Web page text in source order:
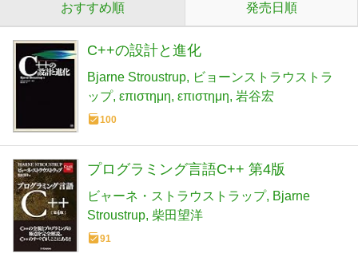
おすすめ順 発売日順
C++の設計と進化
Bjarne Stroustrup
ビョーンストラウストラ
ップ επιστημη επιστημη 岩谷宏
100
プログラミング言語C++ 第4版
ビャーネ・ストラウストラップ Bjarne
Stroustrup 柴田望洋
91